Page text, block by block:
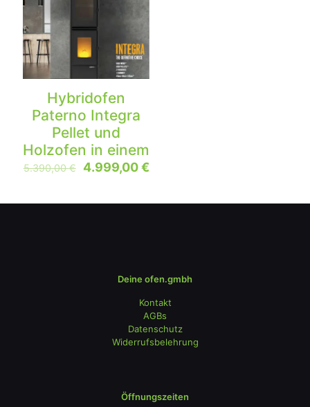
Hybridofen
Paterno Integra
Pellet und
Holzofen in einem
5.390,00€ 4.999,00€
Deine ofen.gmbh
Kontakt
AGBs
Datenschutz
Widerrufsbelehrung
Öffnungszeiten